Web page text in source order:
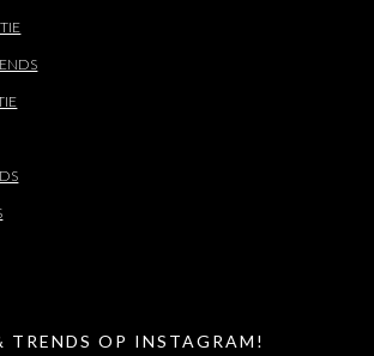
TRENDS OP INSTAGRAM!